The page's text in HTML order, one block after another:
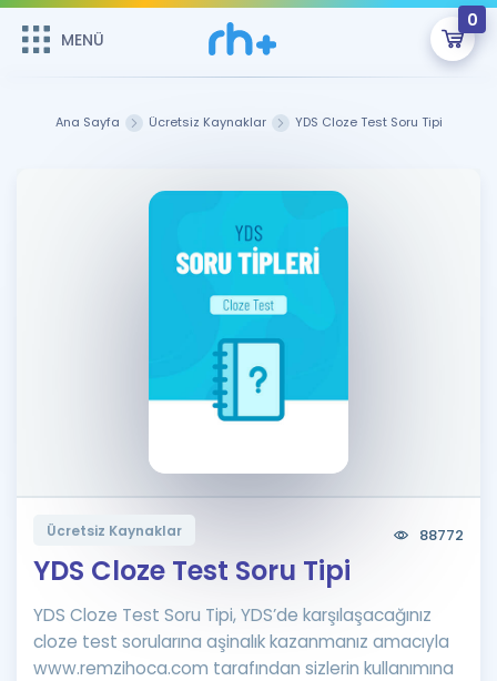
MENÜ
0
Şifremi Hatırlamıyorum
GİRİŞ YAP
ÜYE DEĞİLİM
Remzi Hoca ile seni sınava hazırlayacak onlarca eğitim seni
bekliyor!
MENÜ
Çalışma Paketleri
Kitaplar ve Kaynaklar
Ücretsiz Kaynaklar
Puan Hesaplama
Rehberlik Aracı
ÖSYM Sınav Takvimi
Kampanyalar
İngilizce Gramer
Ana Sayfa Ücretsiz Kaynaklar YDS Cloze Test Soru Tipi
Ücretsiz Kaynaklar 88772
YDS Cloze Test Soru Tipi
YDS Cloze Test Soru Tipi, YDS’de karşılaşacağınız
cloze test sorularına aşinalık kazanmanız amacıyla
www.remzihoca.com tarafından sizlerin kullanımına